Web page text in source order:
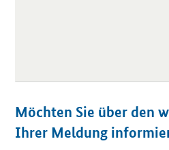
Möchten Sie über den
Ihrer Meldung